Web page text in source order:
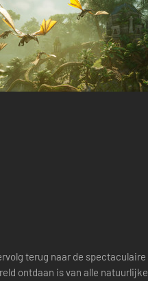
terug naar de spectaculaire
ontdaan is van alle natuurlijke